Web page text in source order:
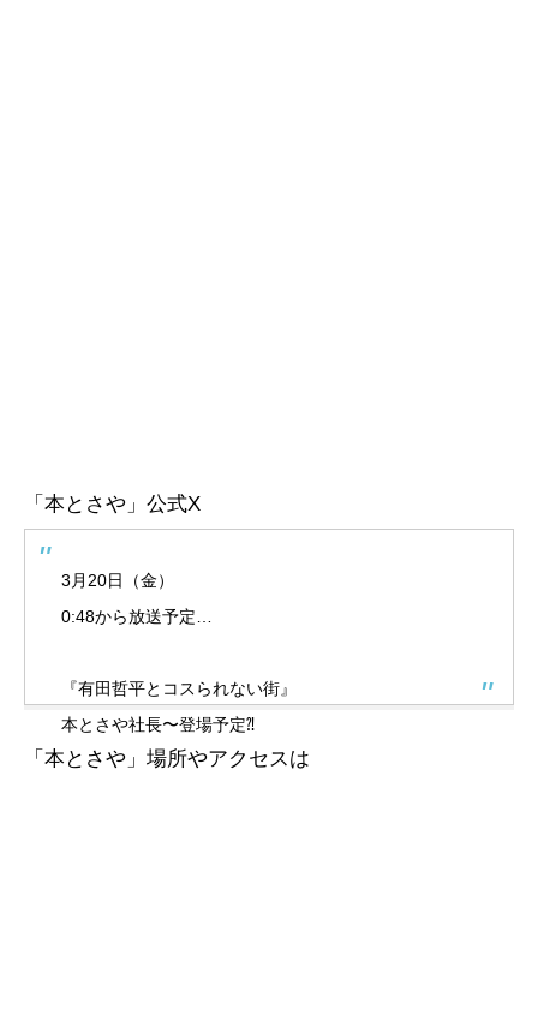
「本とさや」公式X
3月20日（金）
0:48から放送予定…
『有田哲平とコスられない街』
本とさや社長〜登場予定⁈
お見逃しなく🤣👍pic.twitter.com/mR4qncGz3t
「本とさや」場所やアクセスは